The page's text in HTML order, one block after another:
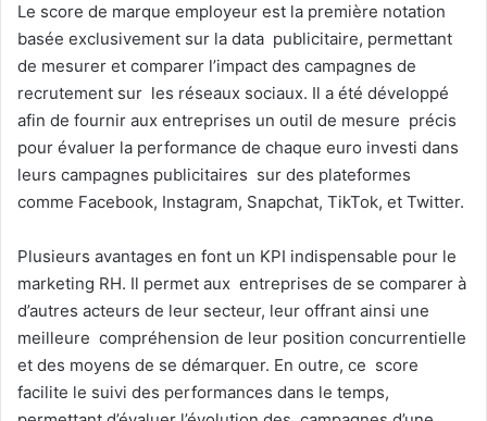
Le score de marque employeur est la première notation
basée exclusivement sur la data publicitaire, permettant
de mesurer et comparer l’impact des campagnes de
recrutement sur les réseaux sociaux. Il a été développé
afin de fournir aux entreprises un outil de mesure précis
pour évaluer la performance de chaque euro investi dans
leurs campagnes publicitaires sur des plateformes
comme Facebook, Instagram, Snapchat, TikTok, et Twitter.
Plusieurs avantages en font un KPI indispensable pour le
marketing RH. Il permet aux entreprises de se comparer à
d’autres acteurs de leur secteur, leur offrant ainsi une
meilleure compréhension de leur position concurrentielle
et des moyens de se démarquer. En outre, ce score
facilite le suivi des performances dans le temps,